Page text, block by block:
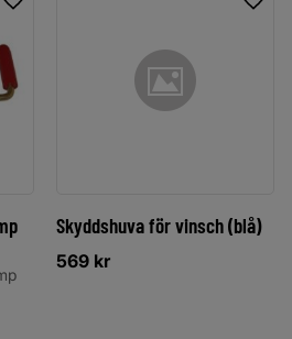
Lägg till i favoriter
Skyddshuva för vinsch (blå)
569 kr